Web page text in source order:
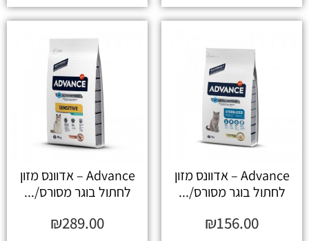
Advance – אדוונס מזון
לחתול בוגר מסורס/...
₪156.00
Advance – אדוונס מזון
לחתול בוגר מסורס/...
₪289.00